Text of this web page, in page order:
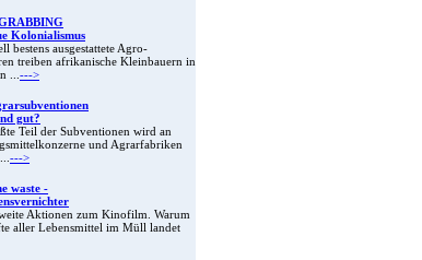
Kolonialismus
bestens ausgestattete Agro-
treiben afrikanische Kleinbauern in
...--->
gut?
Teil der Subventionen wird an
und Agrarfabriken
--->
waste -
Aktionen zum Kinofilm. Warum
aller Lebensmittel im Müll landet